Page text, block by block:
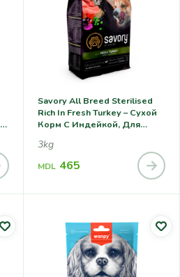
Savory All Breed Sterilised
Rich In Fresh Turkey – Сухой
Корм С Индейкой, Для
Стерилизованных Собак
Всех Пород
3kg
MDL 465